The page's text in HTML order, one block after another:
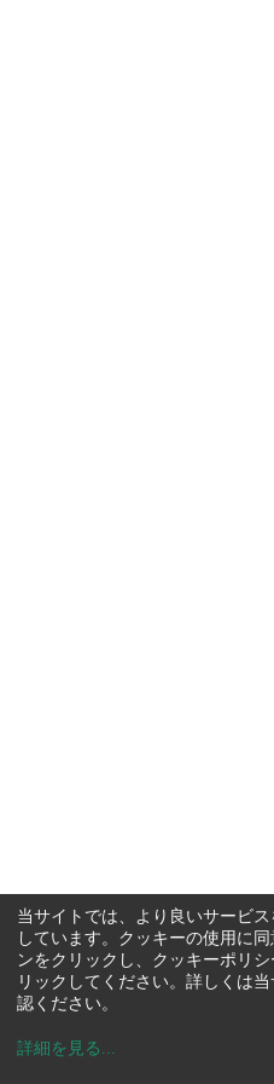
当サイトでは、より良いサービ
しています。クッキーの使用に
ンをクリックし、クッキーポリ
リックしてください。詳しくは
認ください。
詳細を見る ...